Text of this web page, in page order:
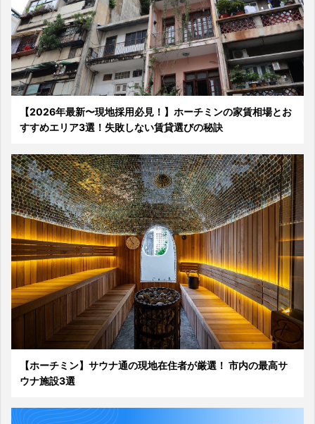
【2026年最新〜現地採用必見！】ホーチミンの家賃相場とお
すすめエリア3選！失敗しない賃貸選びの秘訣
【ホーチミン】サウナ通の現地在住者が厳選！ 市内の最高サ
ウナ施設3選